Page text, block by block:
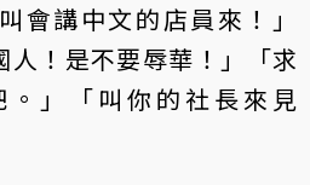
會講中文的店員來！」
人！是不要辱華！」「求
」「叫你的社長來見